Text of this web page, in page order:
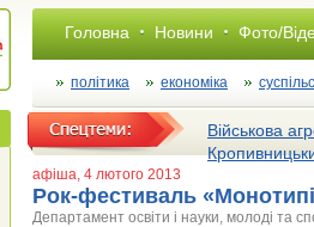
Головна Новини Фото/
політика економіка
Військова
афіша, 4 лютого 2013
Рок-фестиваль
Департамент освіти і науки, молоді та